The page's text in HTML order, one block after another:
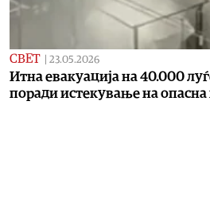
СВЕТ | 23.05.2026
Итна евакуација на 40.000
поради истекување на опасна